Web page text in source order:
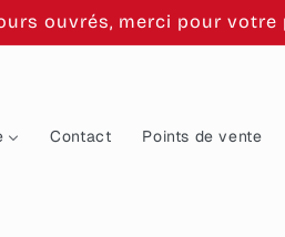
ouvrés, merci pour votre
Contact Points de vente